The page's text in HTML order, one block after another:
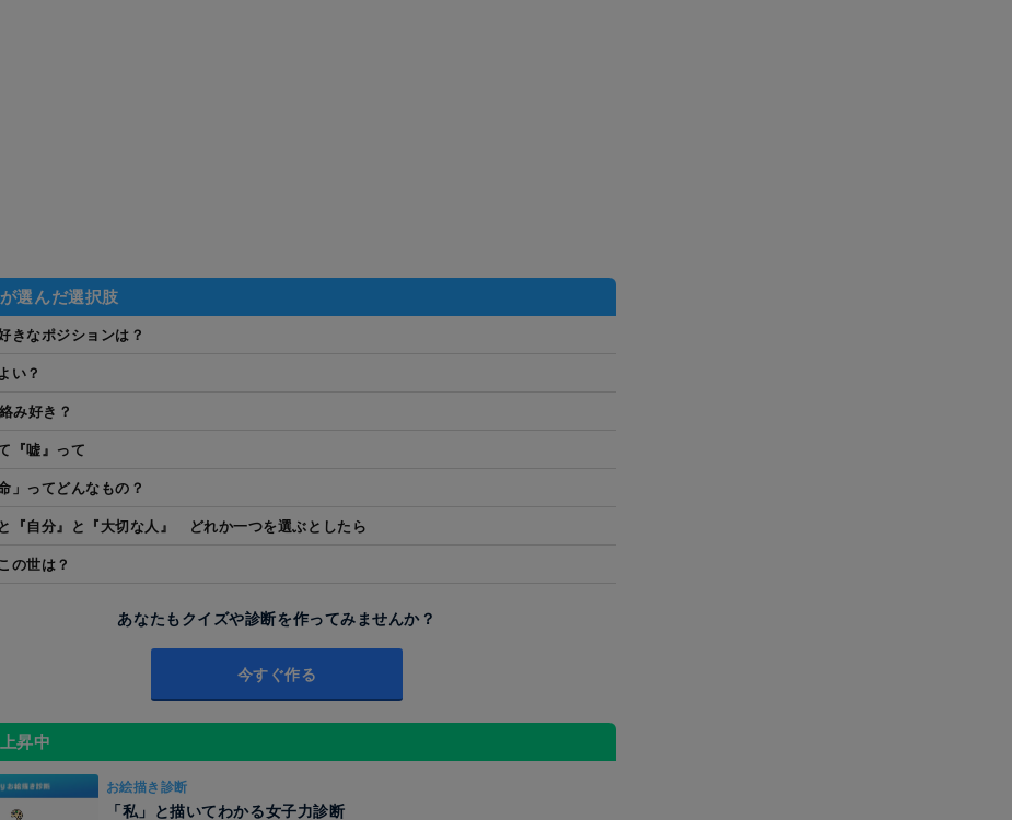
選んだ選択肢
きなポジションは？
い？
み好き？
『嘘』って
」ってどんなもの？
と『自分』と『大切な人』 どれか一つを選ぶとしたら
の世は？
あなたもクイズや診断を作ってみませんか？
今すぐ作る
昇中
お絵描き診断
「私」と描いてわかる女子力診断